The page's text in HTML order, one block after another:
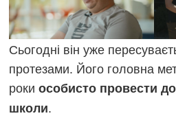
Сьогодні він уже
протезами. Його головна
рокиособисто провести
школи.